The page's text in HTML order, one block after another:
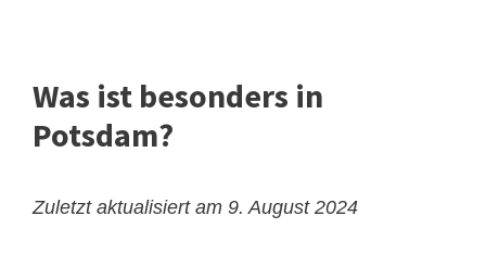
Was ist besonders in
Potsdam?
Zuletzt aktualisiert am 9. August 2024